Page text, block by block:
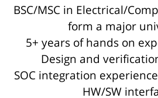
BSC/MSC in Electrical/
form a major
5+ years of hands on
Design and
SOC integration experience
HW/SW